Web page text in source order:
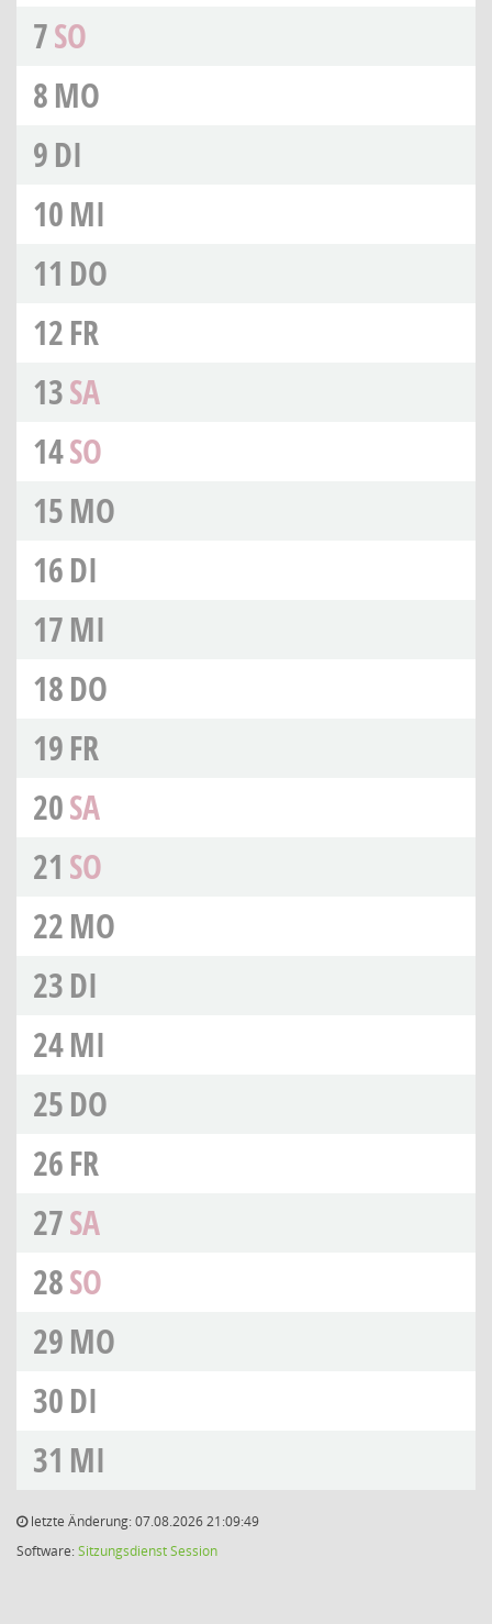
7SO
8MO
9DI
10MI
11 DO
12FR
13SA
14SO
15MO
16DI
17MI
18DO
19FR
20SA
21 SO
22MO
23DI
24MI
25DO
26FR
27SA
28SO
29MO
30DI
31 MI
letzte Änderung: 07.08.2026 21:09:49
Software:SitzungsdienstSession